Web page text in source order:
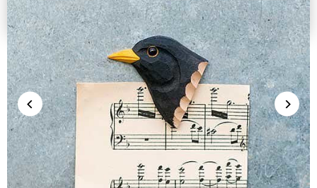
automatisch verrekend tijdens het bestellen.